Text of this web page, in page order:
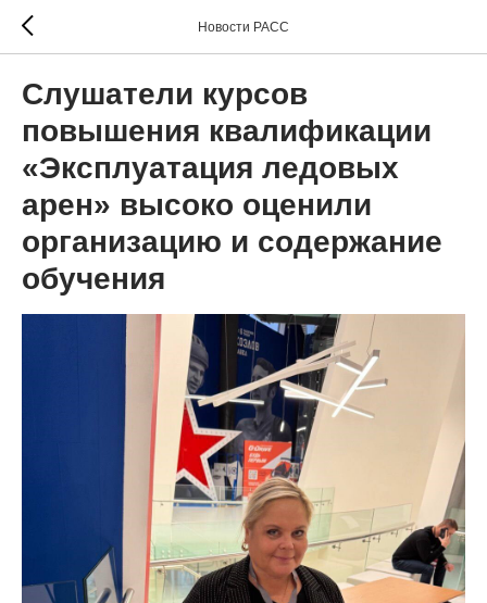
Новости РАСС
Слушатели курсов
повышения квалификации
«Эксплуатация ледовых
арен» высоко оценили
организацию и содержание
обучения